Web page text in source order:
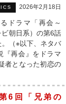
2026年2月18日
ドラマ「再会～
朝日系）の第6話
（※以下、ネタバ
再会』をドラマ
者となった初恋の
6回「兄弟の